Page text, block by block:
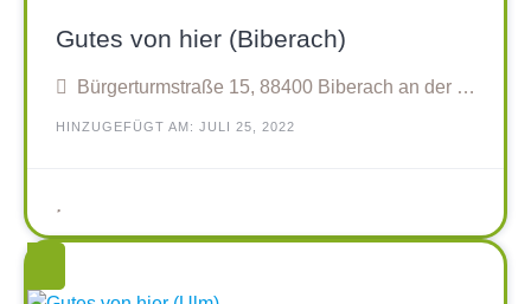
Gutes von hier (Biberach)
Bürgerturmstraße 15, 88400 Biberach an der Riß, Deutschland
HINZUGEFÜGT AM: JULI 25, 2022